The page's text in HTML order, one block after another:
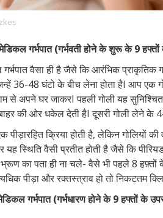
संपर्क करें
गर्भपात (गर्भवती होने के शुरू के 9 हफ्तों
वैसा ही है जैसे कि आरंभिक प्राकृतिक
36-48 घंटो के बीच लेना होता हैI आप
से अपने घर जाकरI पहली गोली यह
की ओर धकेल देती हैI दूसरी गोली लेने
पीड़ारहित क्रिया होती है, लेकिन गोलियों
स्थिति वैसी प्रतीत होती है जैसे कि
का पता ही ना चले- वैसे भी पहले 8 हफ़्तों
पीड़ा और रक्तस्त्राव हो तो निकटतम
गर्भपात(गर्भधारणहोनेके9हफ्तोंके